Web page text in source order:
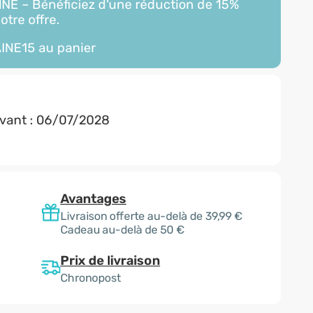
– Bénéficiez d'une réduction de 15%
offre.
au panier
: 06/07/2028
Avantages
Livraison offerte au-delà de 39,99 €
Cadeau au-delà de 50 €
Prix de livraison
Chronopost